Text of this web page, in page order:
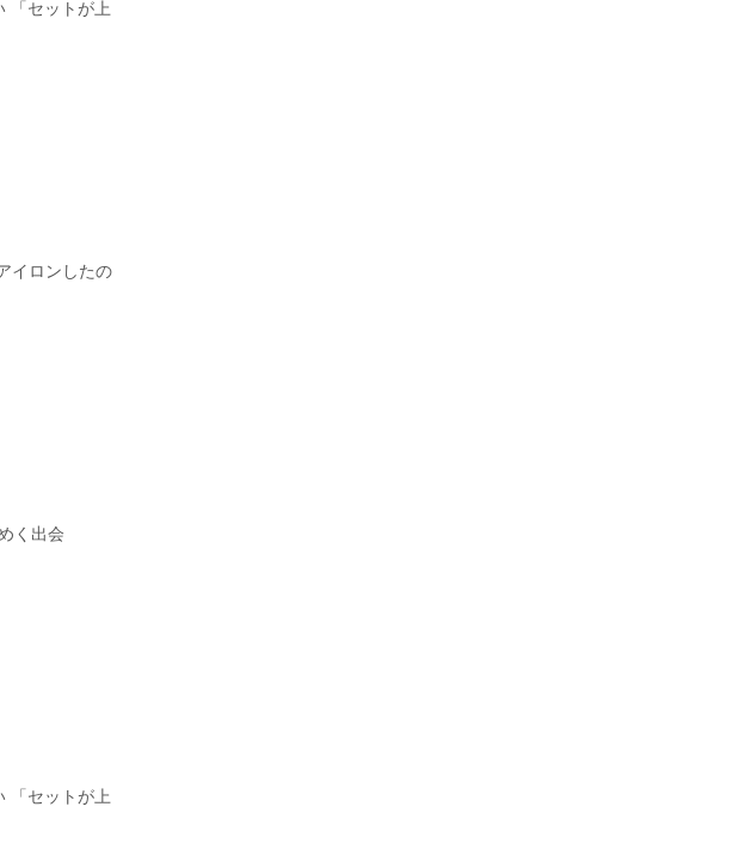
「セットが上
イロンしたの
く出会
「セットが上